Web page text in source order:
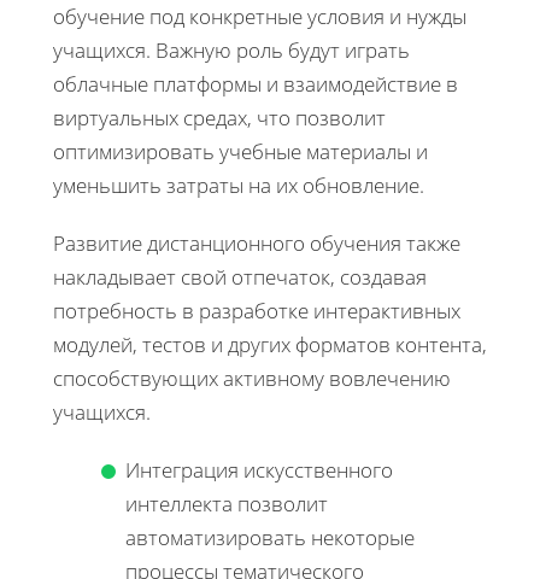
обучение под конкретные условия и нужды
учащихся. Важную роль будут играть
облачные платформы и взаимодействие в
виртуальных средах, что позволит
оптимизировать учебные материалы и
уменьшить затраты на их обновление.
Развитие дистанционного обучения также
накладывает свой отпечаток, создавая
потребность в разработке интерактивных
модулей, тестов и других форматов контента,
способствующих активному вовлечению
учащихся.
Интеграция искусственного
интеллекта позволит
автоматизировать некоторые
процессы тематического